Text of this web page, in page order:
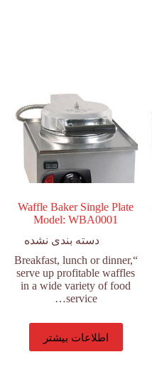
Waffle Baker Single Plate
Model: WBA0001
دسته بندی نشده
“Breakfast, lunch or dinner,
serve up profitable waffles
in a wide variety of food
service…
اطلاعات بیشتر